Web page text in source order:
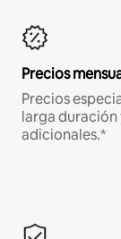
Precios
Precios
larga duración
adicionales.*